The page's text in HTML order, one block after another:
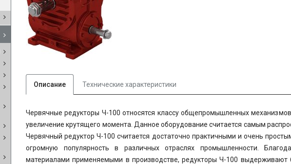
Описание Технические характеристики
Червячные редукторы Ч-100 относятся классу общепромышленных
увеличение крутящего момента. Данное оборудование считается самым
Червячный редуктор Ч-100 считается достаточно практичными и очень
огромную популярность в различных отраслях промышленности.
материалами применяемыми в производстве, редукторы Ч-100 выдерживают